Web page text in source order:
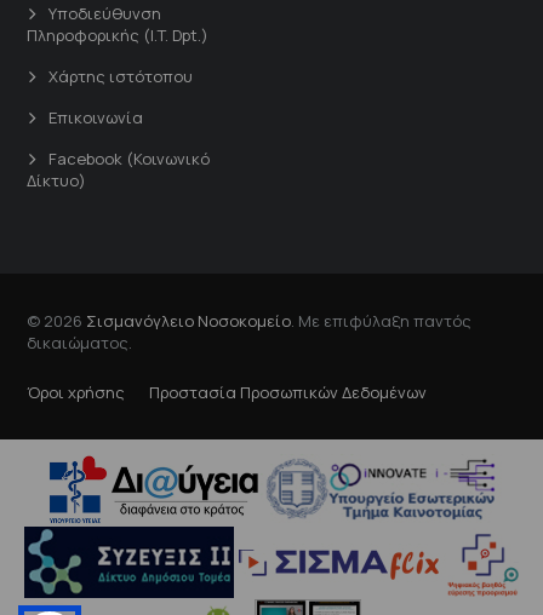
Υποδιεύθυνση
Πληροφορικής (I.T. Dpt.)
Χάρτης ιστότοπου
Επικοινωνία
Facebook (Κοινωνικό
Δίκτυο)
© 2026 Σισμανόγλειο Νοσοκομείο . Με επιφύλαξη παντός
δικαιώματος.
Όροι χρήσης Προστασία Προσωπικών Δεδομένων